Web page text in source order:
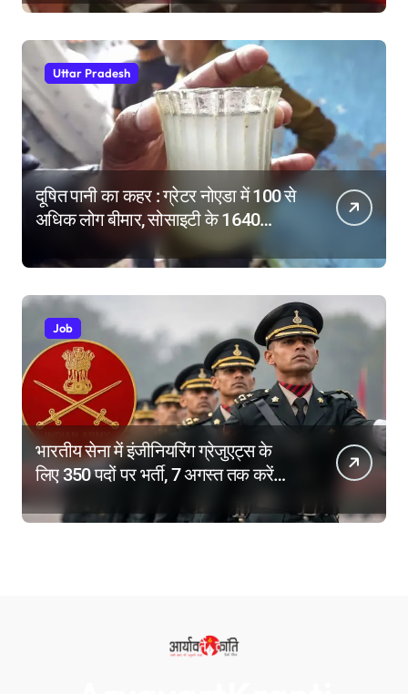
Uttar Pradesh
दूषित पानी का कहर : ग्रेटर नोएडा में 100 से
अधिक लोग बीमार, सोसाइटी के 1640
Job
भारतीय सेना में इंजीनियरिंग ग्रेजुएट्स के
लिए 350 पदों पर भर्ती, 7 अगस्त तक करें